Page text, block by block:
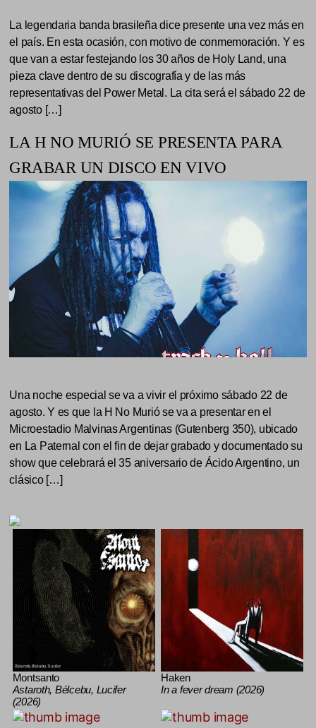
La legendaria banda brasileña dice presente una vez más en
el país. En esta ocasión, con motivo de conmemoración. Y es
que van a estar festejando los 30 años de Holy Land, una
pieza clave dentro de su discografía y de las más
representativas del Power Metal. La cita será el sábado 22 de
agosto […]
LA H NO MURIÓ SE PRESENTA PARA
GRABAR UN DISCO EN VIVO
Una noche especial se va a vivir el próximo sábado 22 de
agosto. Y es que la H No Murió se va a presentar en el
Microestadio Malvinas Argentinas (Gutenberg 350), ubicado
en La Paternal con el fin de dejar grabado y documentado su
show que celebrará el 35 aniversario de Ácido Argentino, un
clásico […]
Montsanto
Astaroth, Bélcebu, Lucifer
(2026)
Haken
In a fever dream (2026)